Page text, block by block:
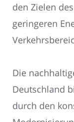
den Zielen
geringeren
Die
Deutschland
durch den